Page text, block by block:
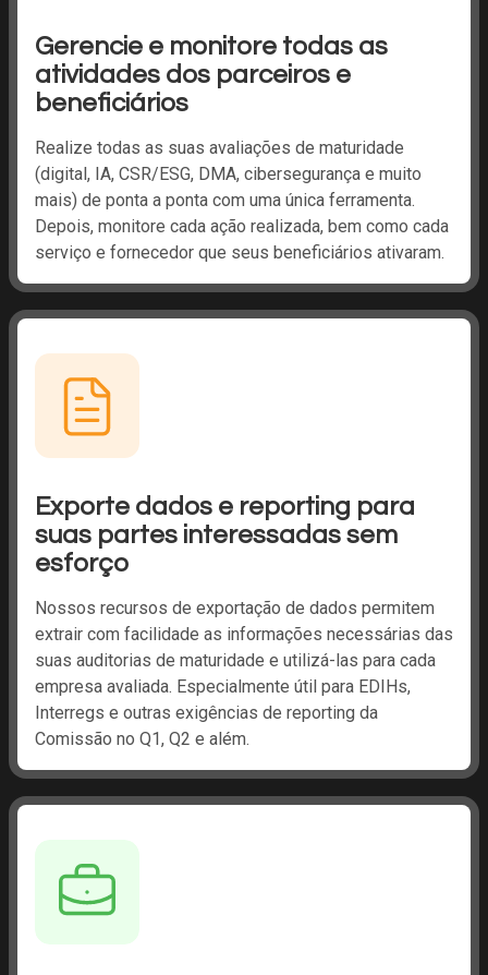
Gerencie e monitore todas as
atividades dos parceiros e
beneficiários
Realize todas as suas avaliações de maturidade
(digital, IA, CSR/ESG, DMA, cibersegurança e muito
mais) de ponta a ponta com uma única ferramenta.
Depois, monitore cada ação realizada, bem como cada
serviço e fornecedor que seus beneficiários ativaram.
Exporte dados e reporting para
suas partes interessadas sem
esforço
Nossos recursos de exportação de dados permitem
extrair com facilidade as informações necessárias das
suas auditorias de maturidade e utilizá-las para cada
empresa avaliada. Especialmente útil para EDIHs,
Interregs e outras exigências de reporting da
Comissão no Q1, Q2 e além.